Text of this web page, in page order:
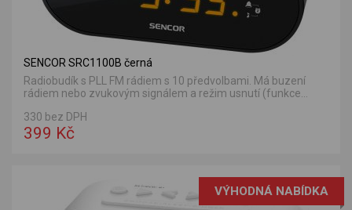
SENCOR SRC1100B černá
Radiobudík s PLL FM rádiem s 10 předvolbami. Má buzení
rádiem nebo zvukovým signálem a režim usnutí (funkce...
330 bez DPH
399 Kč
VÝHODNÁ NABÍDKA